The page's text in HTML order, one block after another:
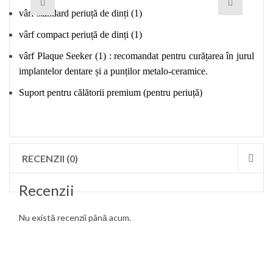
vârf standard periuță de dinți (1)
vârf compact periuță de dinți (1)
vârf Plaque Seeker (1) : recomandat pentru curățarea în jurul
implantelor dentare și a punților metalo-ceramice.
Suport pentru călătorii premium (pentru periuță)
RECENZII (0)
Recenzii
Nu există recenzii până acum.